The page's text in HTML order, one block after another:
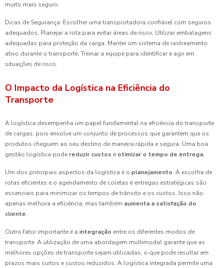
muito mais seguro.
Dicas de Segurança: Escolher uma transportadora confiável com seguros
adequados, Planejar a rota para evitar áreas de risco, Utilizar embalagens
adequadas para proteção da carga, Manter um sistema de rastreamento
ativo durante o transporte, Treinar a equipe para identificar e agir em
situações de risco.
O Impacto da Logística na Eficiência do
Transporte
A logística desempenha um papel fundamental na eficiência do transporte
de cargas, pois envolve um conjunto de processos que garantem que os
produtos cheguem ao seu destino de maneira rápida e segura. Uma boa
gestão logística pode reduzir custos e otimizar o tempo de entrega.
Um dos principais aspectos da logística é o planejamento. A escolha de
rotas eficientes e o agendamento de coletas e entregas estratégicas são
essenciais para minimizar os tempos de trânsito e os custos. Isso não
apenas melhora a eficiência, mas também aumenta a satisfação do
cliente.
Outro fator importante é a integração entre os diferentes modos de
transporte. A utilização de uma abordagem multimodal garante que as
melhores opções de transporte sejam utilizadas, o que pode resultar em
prazos mais curtos e custos reduzidos. A logística integrada permite uma